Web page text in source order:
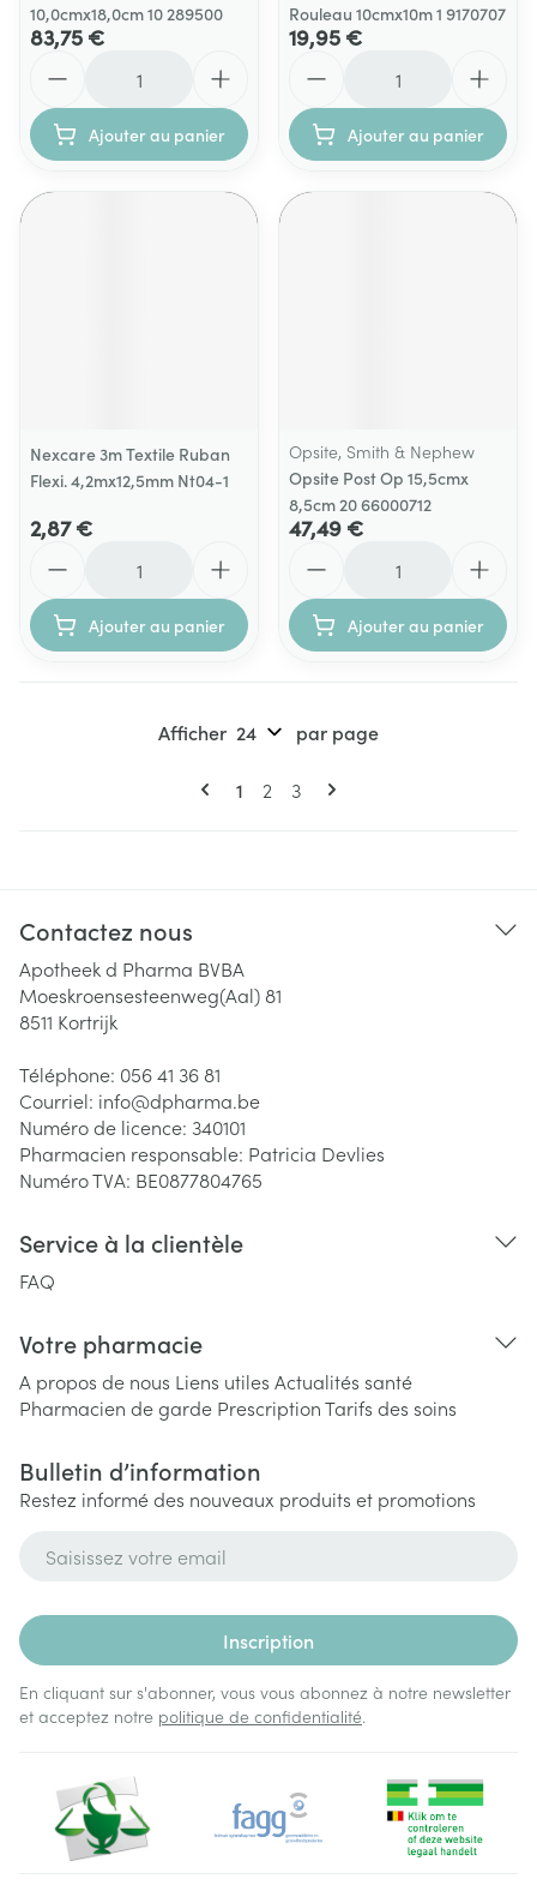
10,0cmx18,0cm 10 289500
83,75 €
Ajouter au panier
Rouleau 10cmx10m 1 9170707
19,95 €
Ajouter au panier
Nexcare 3m Textile Ruban
Flexi. 4,2mx12,5mm Nt04-1
2,87 €
Ajouter au panier
Opsite, Smith & Nephew
Opsite Post Op 15,5cmx
8,5cm 20 66000712
47,49 €
Ajouter au panier
Pages
Vous lisez actuellement la page
1 Page
2 Page
3
Afficher par page
Contactez nous
Apotheek d Pharma BVBA
Moeskroensesteenweg(Aal) 81
8511 Kortrijk
Téléphone: 056 41 36 81
Courriel: info@dpharma.be
Numéro de licence: 340101
Pharmacien responsable: Patricia Devlies
Numéro TVA: BE0877804765
Service à la clientèle
FAQ
Votre pharmacie
A propos de nous Liens utiles Actualités santé
Pharmacien de garde PrescriptionTarifs des soins
Bulletin d’information
Restez informé des nouveaux produits et promotions
Inscription
En cliquant sur s'abonner, vous vous abonnez à notre newsletter
et acceptez notre politique de confidentialité.